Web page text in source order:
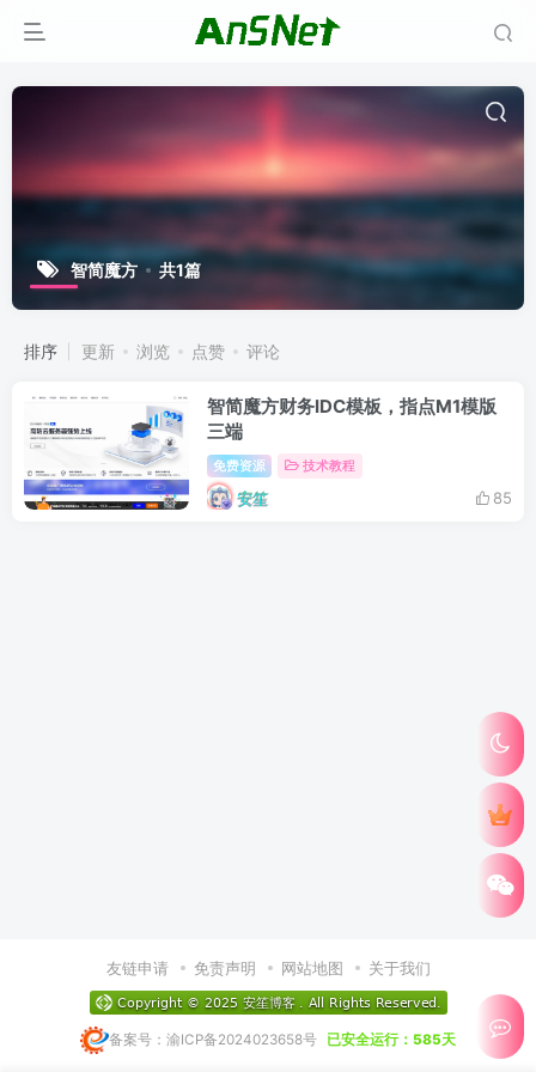
智简魔方 共1篇
排序 更新 浏览 点赞 评论
智简魔方财务IDC模板，指点M1模版
三端
免费资源 技术教程
安笙 85
友链申请 免责声明 网站地图 关于我们
备案号：渝ICP备2024023658号 已安全运行：585天